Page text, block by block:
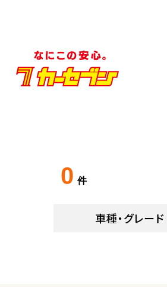
0 件
車種・グレード